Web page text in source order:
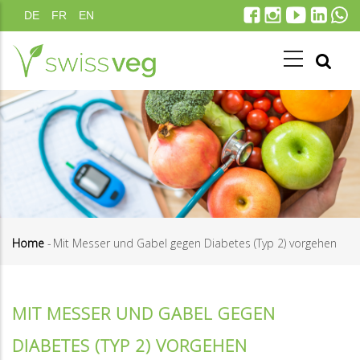
Direkt
zum
Inhalt
DE FR EN
Home - Mit Messer und Gabel gegen Diabetes (Typ 2) vorgehen
MIT MESSER UND GABEL GEGEN
DIABETES (TYP 2) VORGEHEN